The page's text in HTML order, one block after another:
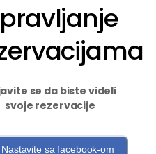
se da biste videli
svoje rezervacije
Nastavite sa facebook-om